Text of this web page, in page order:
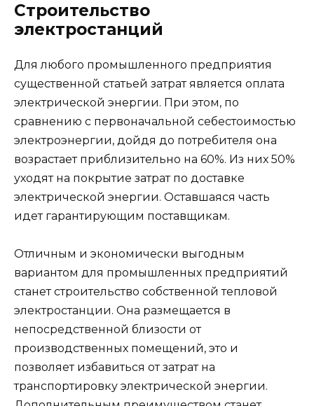
Строительство
электростанций
Для любого промышленного предприятия
существенной статьей затрат является оплата
электрической энергии. При этом, по
сравнению с первоначальной себестоимостью
электроэнергии, дойдя до потребителя она
возрастает приблизительно на 60%. Из них 50%
уходят на покрытие затрат по доставке
электрической энергии. Оставшаяся часть
идет гарантирующим поставщикам.
Отличным и экономически выгодным
вариантом для промышленных предприятий
станет строительство собственной тепловой
электростанции. Она размещается в
непосредственной близости от
производственных помещений, это и
позволяет избавиться от затрат на
транспортировку электрической энергии.